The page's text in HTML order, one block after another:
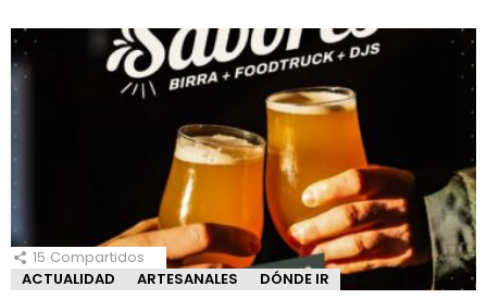
15 Compartidos
ACTUALIDAD
ARTESANALES DÓNDE IR